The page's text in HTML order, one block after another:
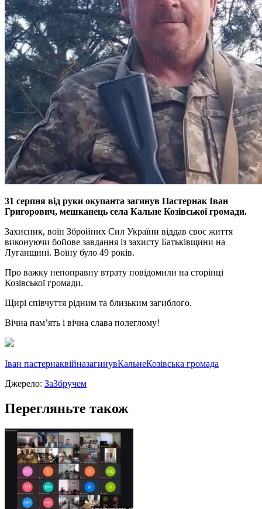
31 серпня вiд руки окупанта загинув Пастернак Iван
Григорович, мешканець села Кальне Козiвської громади.
Захисник, воїн Збройних Сил України вiддав своє життя
виконуючи бойове завдання iз захисту Батькiвщини на
Луганщинi. Воїну було 49 рокiв.
Про важку непоправну втрату повiдомили на сторiнцi
Козiвської громади.
Щирi спiвчуття рiдним та близьким загиблого.
Вiчна пам’ять i вiчна слава полеглому!
Іван пастернаквійназагинувКальнеКозівська громада
Джерело: ЗаЗбручем
Перегляньте також